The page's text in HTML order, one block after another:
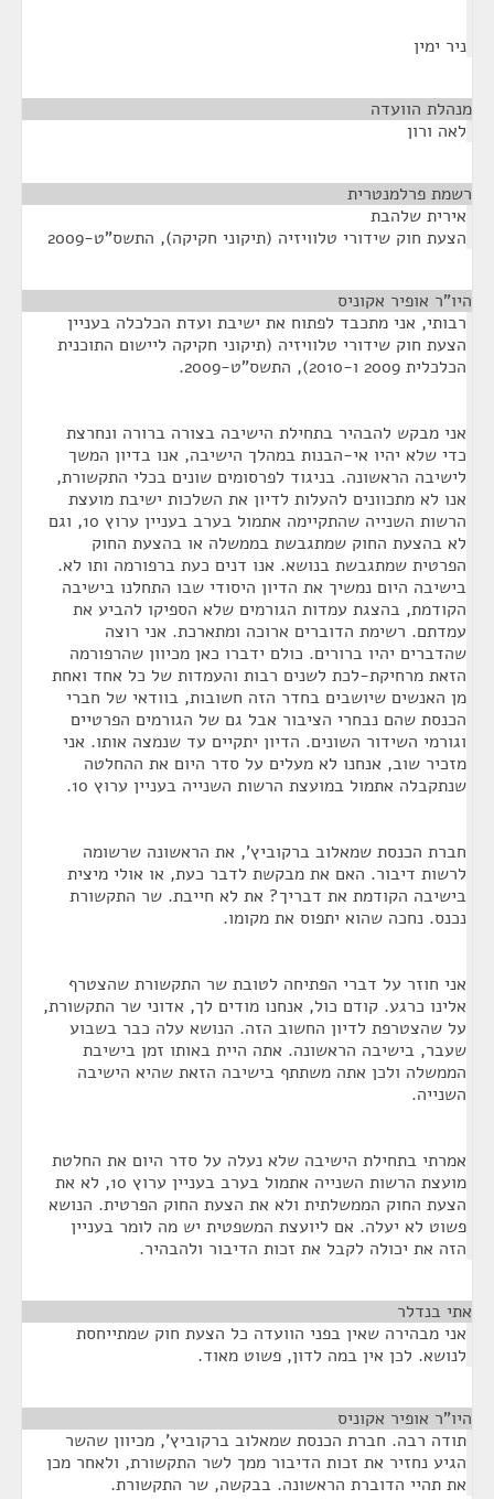
ניר ימין
מנהלת הוועדה
לאה ורון
רשמת פרלמנטרית
אירית שלהבת
הצעת חוק שידורי טלוויזיה (תיקוני חקיקה), התשס"ט-2009
היו"ר אופיר אקוניס
רבותי, אני מתכבד לפתוח את ישיבת ועדת הכלכלה בעניין
הצעת חוק שידורי טלוויזיה (תיקוני חקיקה ליישום התוכנית
הכלכלית 2009 ו-2010), התשס"ט-2009.
אני מבקש להבהיר בתחילת הישיבה בצורה ברורה ונחרצת
כדי שלא יהיו אי-הבנות במהלך הישיבה, אנו בדיון המשך
לישיבה הראשונה. בניגוד לפרסומים שונים בכלי התקשורת,
אנו לא מתכוונים להעלות לדיון את השלכות ישיבת מועצת
הרשות השנייה שהתקיימה אתמול בערב בעניין ערוץ 10, וגם
לא בהצעת החוק שמתגבשת בממשלה או בהצעת החוק
הפרטית שמתגבשת בנושא. אנו דנים כעת ברפורמה ותו לא.
בישיבה היום נמשיך את הדיון היסודי שבו התחלנו בישיבה
הקודמת, בהצגת עמדות הגורמים שלא הספיקו להביע את
עמדתם. רשימת הדוברים ארוכה ומתארכת. אני רוצה
שהדברים יהיו ברורים. כולם ידברו כאן מכיוון שהרפורמה
הזאת מרחיקת-לכת לשנים רבות והעמדות של כל אחד ואחת
מן האנשים שיושבים בחדר הזה חשובות, בוודאי של חברי
הכנסת שהם נבחרי הציבור אבל גם של הגורמים הפרטיים
וגורמי השידור השונים. הדיון יתקיים עד שנמצה אותו. אני
מזכיר שוב, אנחנו לא מעלים על סדר היום את ההחלטה
שנתקבלה אתמול במועצת הרשות השנייה בעניין ערוץ 10.
חברת הכנסת שמאלוב ברקוביץ', את הראשונה שרשומה
לרשות דיבור. האם את מבקשת לדבר כעת, או אולי מיצית
בישיבה הקודמת את דבריך? את לא חייבת. שר התקשורת
נכנס. נחכה שהוא יתפוס את מקומו.
אני חוזר על דברי הפתיחה לטובת שר התקשורת שהצטרף
אלינו כרגע. קודם כול, אנחנו מודים לך, אדוני שר התקשורת,
על שהצטרפת לדיון החשוב הזה. הנושא עלה כבר בשבוע
שעבר, בישיבה הראשונה. אתה היית באותו זמן בישיבת
הממשלה ולכן אתה משתתף בישיבה הזאת שהיא הישיבה
השנייה.
אמרתי בתחילת הישיבה שלא נעלה על סדר היום את החלטת
מועצת הרשות השנייה אתמול בערב בעניין ערוץ 10, לא את
הצעת החוק הממשלתית ולא את הצעת החוק הפרטית. הנושא
פשוט לא יעלה. אם ליועצת המשפטית יש מה לומר בעניין
הזה את יכולה לקבל את זכות הדיבור ולהבהיר.
אתי בנדלר
אני מבהירה שאין בפני הוועדה כל הצעת חוק שמתייחסת
לנושא. לכן אין במה לדון, פשוט מאוד.
היו"ר אופיר אקוניס
תודה רבה. חברת הכנסת שמאלוב ברקוביץ', מכיוון שהשר
הגיע נחזיר את זכות הדיבור ממך לשר התקשורת, ולאחר מכן
את תהיי הדוברת הראשונה. בבקשה, שר התקשורת.